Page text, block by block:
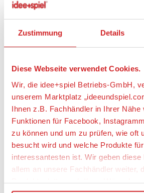
Zustimmung Details
Diese Webseite verwendet Cookies.
Wir, die idee+spiel Betriebs-GmbH,
unserem Marktplatz
Ihnen z.B. Fachhändler in Ihrer Nähe
Funktionen für Facebook,
zu können und um zu prüfen, wie oft
besucht wird und welche Produkte
interessantesten ist. Wir geben
allem an unsere Fachhändler weiter,
jeden Lamborghini-Superfan
mit dem Bauen geht der Spielspaß
die CONTROL+ App, um das Auto
perfektionierst.
Dieses Bauset ist eine tolle
und Mädchen, die ferngesteuerte
dem Set ist auch die LEGO Builder
die Baumeister 3D-
drehen und ihren Baufortschritt
LEGO® Technic Bausets stellen die
und die Mechanik der Modelle
jungenLEGO Baumeistern die Welt
näherzubringen. Das Set besteht